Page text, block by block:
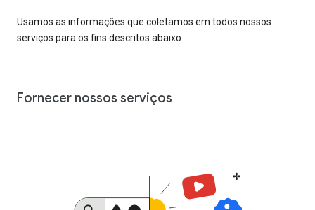
Usamos as informações que coletamos em todos nossos
serviços para os fins descritos abaixo.
Fornecer nossos serviços